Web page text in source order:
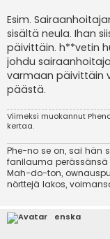
Esim.
sisältä neula. Ihan
päivittäin. h**vetin
johdu
varmaan päivittäin
päästä.
Viimeksi muokannut
kertaa.
Phe-no se on, sai hän
fanilauma perässänsä
Mah-do-ton,
nörttejä lakos,
enska